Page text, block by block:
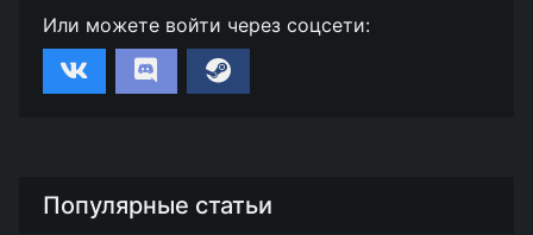
Или можете войти через соцсети:
Популярные статьи